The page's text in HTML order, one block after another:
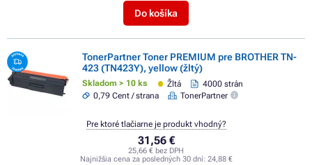
Do košíka
TonerPartner Toner PREMIUM pre BROTHER TN-
423 (TN423Y), yellow (žltý)
Skladom > 10 ks Žltá
4000 strán
0,79 Cent / strana
TonerPartner
31,56 €
25,66 € bez DPH
Najnižšia cena za posledných 30 dní: 24,88 €
Pre ktoré tlačiarne je produkt vhodný?